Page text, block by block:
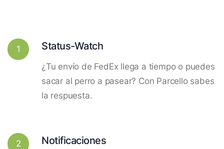
1 Status-Watch
¿Tu envío de FedEx llega a tiempo o puedes
sacar al perro a pasear? Con Parcello sabes
la respuesta.
2 Notificaciones